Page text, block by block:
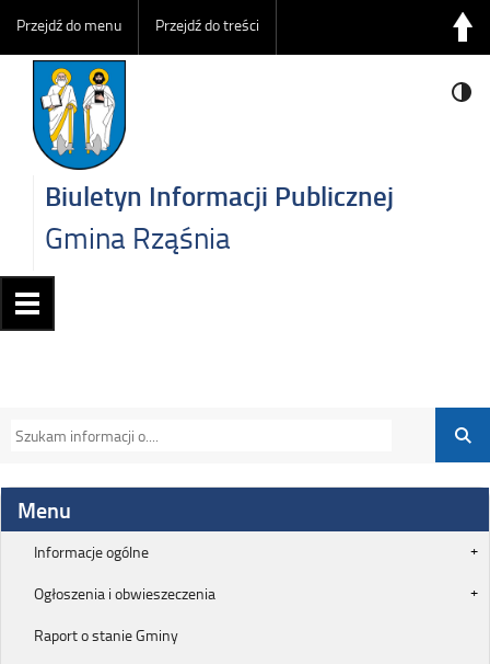
Przejdź do menu Przejdź do treści
Biuletyn Informacji Publicznej
Gmina Rząśnia
Menu
Informacje ogólne
Ogłoszenia i obwieszeczenia
Raport o stanie Gminy